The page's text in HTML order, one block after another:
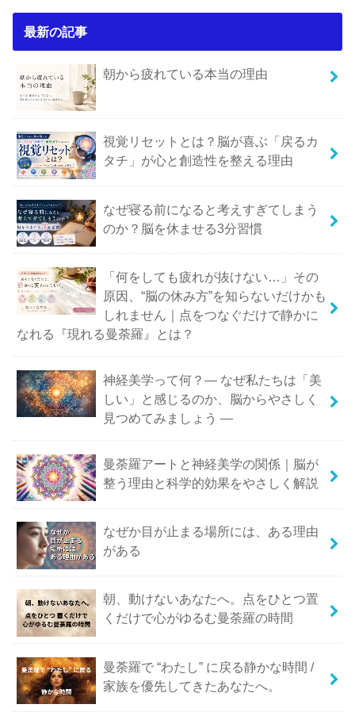
最新の記事
朝から疲れている本当の理由
視覚リセットとは？脳が喜ぶ「戻るカ
タチ」が心と創造性を整える理由
なぜ寝る前になると考えすぎてしまう
のか？脳を休ませる3分習慣
「何をしても疲れが抜けない…」その
原因、“脳の休み方”を知らないだけかも
しれません｜点をつなぐだけで静かに
なれる『現れる曼荼羅』とは？
神経美学って何？― なぜ私たちは「美
しい」と感じるのか、脳からやさしく
見つめてみましょう ―
曼荼羅アートと神経美学の関係｜脳が
整う理由と科学的効果をやさしく解説
なぜか目が止まる場所には、ある理由
がある
朝、動けないあなたへ。点をひとつ置
くだけで心がゆるむ曼荼羅の時間
曼荼羅で “わたし” に戻る静かな時間 /
家族を優先してきたあなたへ。